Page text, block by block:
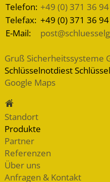
Telefon: +49 (0) 371 36
Telefax: +49 (0) 371 36
E-Mail:
Gruß Sicherheitssysteme
Schlüsselnotdiest
Google Maps
Standort
Produkte
Partner
Referenzen
Über uns
Anfragen & Kontakt